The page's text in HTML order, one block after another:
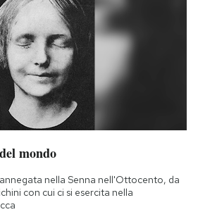
mondo
nella Senna nell'Ottocento, da
con cui ci si esercita nella